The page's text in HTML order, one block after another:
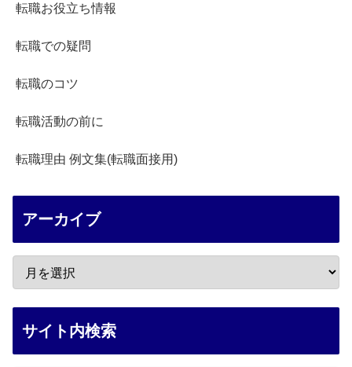
転職お役立ち情報
転職での疑問
転職のコツ
転職活動の前に
転職理由 例文集(転職面接用)
アーカイブ
サイト内検索